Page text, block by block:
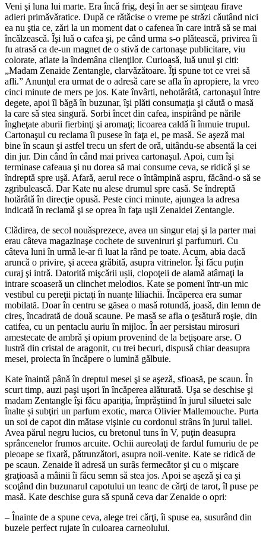
Veni şi luna lui marte. Era încǎ frig, deşi în aer se simţeau firave
adieri primǎvǎratice. Dupǎ ce rǎtǎcise o vreme pe strǎzi cǎutând nici
ea nu ştia ce, zǎri la un moment dat o cafenea în care intrǎ sǎ se mai
încǎlzeascǎ. Îşi luǎ o cafea şi, pe când urma s-o plǎteascǎ, privirea îi
fu atrasǎ ca de-un magnet de o stivǎ de cartonaşe publicitare, viu
colorate, aflate la îndemâna clienţilor. Curioasǎ, luǎ unul şi citi:
„Madam Zenaide Zentangle, clarvǎzǎtoare. Îţi spune tot ce vrei sǎ
afli.” Anunţul era urmat de o adresǎ care se afla în apropiere, la vreo
cinci minute de mers pe jos. Kate învârti, nehotǎrâtǎ, cartonaşul între
degete, apoi îl bǎgǎ în buzunar, îşi plǎti consumaţia şi cǎutǎ o masǎ
la care sǎ stea singurǎ. Sorbi încet din cafea, inspirând pe nǎrile
îngheţate aburii fierbinţi şi aromaţi; licoarea caldǎ îi înmuie trupul.
Cartonaşul cu reclama îl pusese în faţa ei, pe masǎ. Se aşezǎ mai
bine în scaun şi astfel trecu un sfert de orǎ, uitându-se absentǎ la cei
din jur. Din când în când mai privea cartonaşul. Apoi, cum îşi
terminase cafeaua şi nu dorea să mai consume ceva, se ridicǎ şi se
îndreptǎ spre uşǎ. Afarǎ, aerul rece o întâmpinǎ aspru, fǎcând-o sǎ se
zgribuleascǎ. Dar Kate nu alese drumul spre casǎ. Se îndreptǎ
hotǎrâtǎ în direcţie opusǎ. Peste cinci minute, ajungea la adresa
indicatǎ în reclamǎ şi se oprea în faţa uşii Zenaidei Zentangle.
Clǎdirea, de secol nouǎsprezece, avea un singur etaj şi la parter mai
erau câteva magazinaşe cochete de suveniruri şi parfumuri. Cu
câteva luni în urmǎ le-ar fi luat la rând pe toate. Acum, abia dacǎ
aruncǎ o privire, şi aceea grǎbitǎ, asupra vitrinelor. Îşi fǎcu puțin
curaj şi intrǎ. Datoritǎ mişcǎrii ușii, clopoţeii de alamǎ atârnaţi la
intrare scoaserǎ un clinchet melodios. Kate se pomeni într-un mic
vestibul cu pereţii pictaţi în nuanţe liliachii. Încăperea era sumar
mobilată. Doar în centru se găsea o masǎ rotundǎ, joasǎ, din lemn de
cireș, încadrată de douǎ scaune. Pe masǎ se afla o ţesǎturǎ roşie, din
catifea, cu un pentaclu auriu în mijloc. În aer persistau mirosuri
amestecate de ambrǎ şi opium provenind de la beţişoare arse. O
lustrǎ din cristal de aragonit, cu trei becuri, dispusǎ chiar deasupra
mesei, proiecta în încǎpere o luminǎ gǎlbuie.
Kate înaintǎ pânǎ în dreptul mesei şi se aşezǎ, sfioasă, pe scaun. În
scurt timp, auzi paşi uşori în încǎperea alǎturatǎ. Uşa se deschise şi
madam Zentangle îşi fǎcu apariţia, împrǎştiind în jurul siluetei sale
înalte și subţiri un parfum exotic, marca Olivier Mallemouche. Purta
un soi de capot din mǎtase vişinie cu cordonul strâns în jurul taliei.
Avea pǎrul negru lucios, cu bretonul tuns în V, puţin deasupra
sprâncenelor frumos arcuite. Ochii aureolaţi de fardul fumuriu de pe
pleoape se fixarǎ, pǎtrunzǎtori, asupra noii-venite. Kate se ridicǎ de
pe scaun. Zenaide îi adresǎ un surâs fermecǎtor şi cu o mişcare
graţioasǎ a mâinii îi fǎcu semn sǎ stea jos. Apoi se aşezǎ şi ea şi
scoţând din buzunarul capotului un teanc de cǎrţi de tarot, îl puse pe
masǎ. Kate deschise gura sǎ spunǎ ceva dar Zenaide o opri:
– Înainte de a spune ceva, alege trei cǎrţi, îi spuse ea, susurând din
buzele perfect rujate în culoarea carneolului.